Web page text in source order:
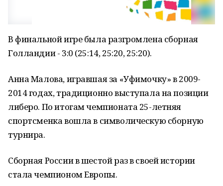
В финальной игре была разгромлена сборная
Голландии - 3:0 (25:14, 25:20, 25:20).
Анна Малова, игравшая за «Уфимочку» в 2009-
2014 годах, традиционно выступала на позиции
либеро. По итогам чемпионата 25-летняя
спортсменка вошла в символическую сборную
турнира.
Сборная России в шестой раз в своей истории
стала чемпионом Европы.